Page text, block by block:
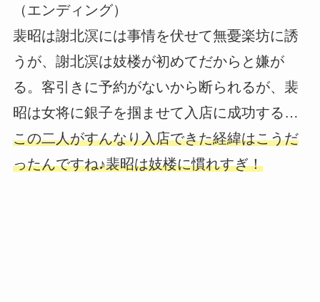
（エンディング）
裴昭は謝北溟には事情を伏せて無憂楽坊に誘
うが、謝北溟は妓楼が初めてだからと嫌が
る。客引きに予約がないから断られるが、裴
昭は女将に銀子を掴ませて入店に成功する…
この二人がすんなり入店できた経緯はこうだ
ったんですね♪裴昭は妓楼に慣れすぎ！